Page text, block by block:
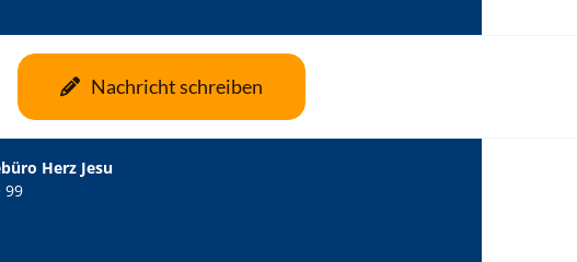
Nachricht schreiben
Herz Jesu
99